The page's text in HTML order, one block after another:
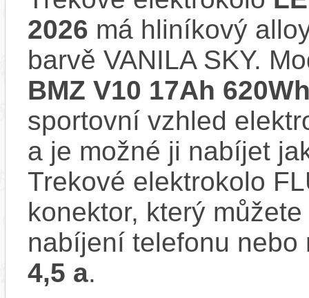
2026 má hliníkový
barvě VANILA SKY.
BMZ V10 17Ah
sportovní vzhled
a je možné ji nabíjet
Trekové elektrokolo
konektor, který
nabíjení telefonu
4,5 a.